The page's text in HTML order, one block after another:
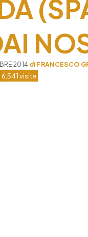
2014 diFRANCESCO
6.541 visite